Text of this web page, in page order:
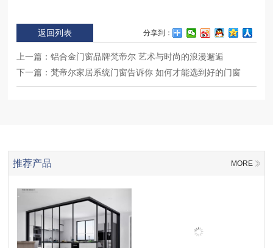
返回列表 分享到：
上一篇：铝合金门窗品牌梵帝尔 艺术与时尚的浪漫邂逅
下一篇：梵帝尔家居系统门窗告诉你 如何才能选到好的门窗
推荐产品 MORE